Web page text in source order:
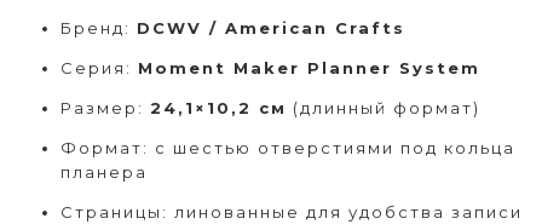
Бренд: DCWV / American Crafts
Серия: Moment Maker Planner System
Размер: 24,1×10,2 см (длинный формат)
Формат: с шестью отверстиями под кольца
планера
Страницы: линованные для удобства записи